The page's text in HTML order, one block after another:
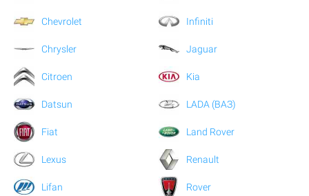
Chevrolet
Chrysler
Citroen
Datsun
Fiat
Infiniti
Jaguar
Kia
LADA (ВАЗ)
Land Rover
Lexus
Lifan
Renault
Rover